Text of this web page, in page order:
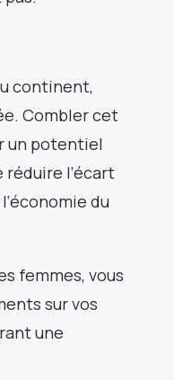
continent,
Combler cet
un potentiel
l’écart
du
femmes, vous
sur vos
une
000